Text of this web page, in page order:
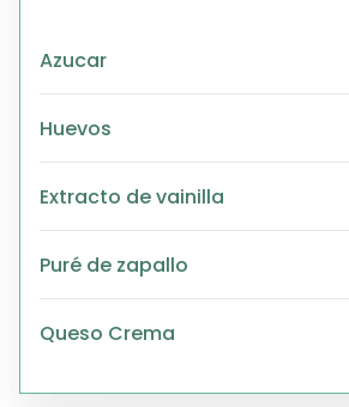
Azucar
Huevos
Extracto de vainilla
Puré de zapallo
Queso Crema